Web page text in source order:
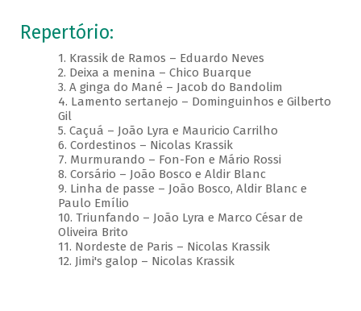
Repertório:
1. Krassik de Ramos – Eduardo Neves
2. Deixa a menina – Chico Buarque
3. A ginga do Mané – Jacob do Bandolim
4. Lamento sertanejo – Dominguinhos e Gilberto
Gil
5. Caçuá – João Lyra e Mauricio Carrilho
6. Cordestinos – Nicolas Krassik
7. Murmurando – Fon-Fon e Mário Rossi
8. Corsário – João Bosco e Aldir Blanc
9. Linha de passe – João Bosco, Aldir Blanc e
Paulo Emílio
10. Triunfando – João Lyra e Marco César de
Oliveira Brito
11. Nordeste de Paris – Nicolas Krassik
12. Jimi's galop – Nicolas Krassik